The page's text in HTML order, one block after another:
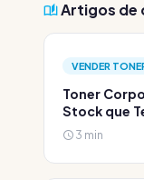
Artigos de
VENDER
Toner
Stock que
3 min